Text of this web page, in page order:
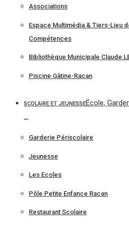
Associations
Espace Multimédia & Tiers-Lieu
Compétences
Bibliothèque Municipale Claude
Piscine Gâtine-Racan
SCOLAIRE ET JEUNESSEÉcole,
…
Garderie Périscolaire
Jeunesse
Les Ecoles
Pôle Petite Enfance Racan
Restaurant Scolaire